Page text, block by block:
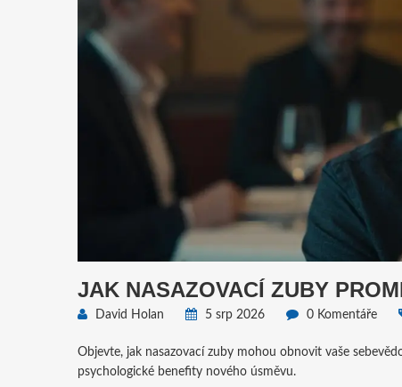
JAK NASAZOVACÍ ZUBY
David Holan 5 srp 2026 0 Komentáře
Objevte, jak nasazovací zuby mohou obnovit vaše
psychologické benefity nového úsměvu.